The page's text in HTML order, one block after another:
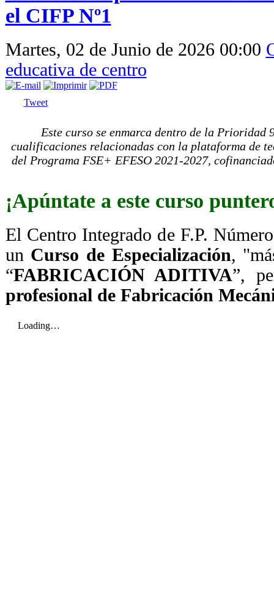
el CIFP Nº1
Martes, 02 de Junio de 2026 00:00
educativa de centro
Tweet
Este curso se enmarca dentro de la Prioridad
cualificaciones relacionadas con la plataforma de
del Programa FSE+ EFESO 2021-2027,
¡Apúntate a este curso
El Centro Integrado de F.P.
un Curso de Especialización,
“FABRICACIÓN ADITIVA”,
profesional de Fabricación